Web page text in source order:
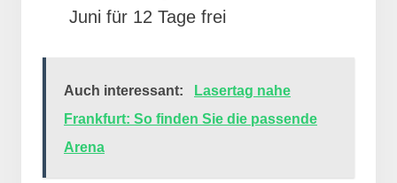
Juni für 12 Tage frei
Auch interessant:
Lasertag nahe
Frankfurt: So finden Sie die passende
Arena